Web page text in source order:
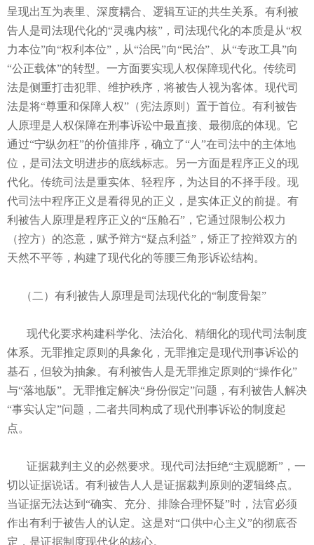
呈现出互为表里、深度耦合、逻辑互证的共生关系。有利被
告人是司法现代化的“灵魂内核”，司法现代化的本质是从“权
力本位”向“权利本位”，从“治民”向“民治”、从“专政工具”向
“公正载体”的转型。一方面要实现人权保障现代化。传统司
法是侧重打击犯罪、维护秩序，将被告人视为客体。现代司
法是将“尊重和保障人权”（宪法原则）置于首位。有利被告
人原理是人权保障在刑事诉讼中最直接、最彻底的体现。它
通过“宁纵勿枉”的价值排序，确立了“人”在司法中的主体地
位，是司法文明进步的底线标志。另一方面是程序正义的现
代化。传统司法是重实体、轻程序，为达目的不择手段。现
代司法中程序正义是看得见的正义，是实体正义的前提。有
利被告人原理是程序正义的“压舱石”，它通过限制公权力
（控方）的恣意，赋予辩方“疑点利益”，矫正了控辩双方的
天然不平等，构建了现代化的等腰三角形诉讼结构。
（二）有利被告人原理是司法现代化的“制度骨架”
现代化要求构建科学化、法治化、精细化的现代司法制度
体系。无罪推定原则的具象化，无罪推定是现代刑事诉讼的
基石，但较为抽象。有利被告人是无罪推定原则的“操作化”
与“落地版”。无罪推定解决“身份假定”问题，有利被告人解决
“事实认定”问题，二者共同构成了现代刑事诉讼的制度起
点。
证据裁判主义的必然要求。现代司法拒绝“主观臆断”，一
切以证据说话。有利被告人人是证据裁判原则的逻辑终点。
当证据无法达到“确实、充分、排除合理怀疑”时，法官必须
作出有利于被告人的认定。这是对“口供中心主义”的彻底否
定，是证据制度现代化的核心。